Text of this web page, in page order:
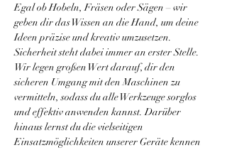
Egal ob Hobeln, Fräsen oder Sägen – wir
geben dir das Wissen an die Hand, um deine
Ideen präzise und kreativ umzusetzen.
Sicherheit steht dabei immer an erster Stelle.
Wir legen großen Wert darauf, dir den
sicheren Umgang mit den Maschinen zu
vermitteln, sodass du alle Werkzeuge sorglos
und effektiv anwenden kannst. Darüber
hinaus lernst du die vielseitigen
Einsatzmöglichkeiten unserer Geräte kennen